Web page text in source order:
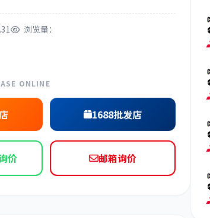
浏览量：
ONLINE
1688批发店
价 邮箱询价